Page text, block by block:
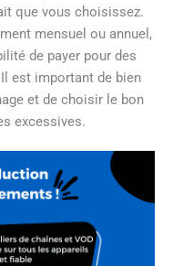
que vous choisissez.
mensuel ou annuel,
de payer pour des
est important de bien
et de choisir le bon
excessives.